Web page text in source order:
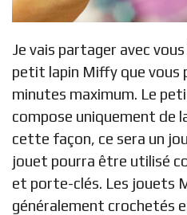
Je vais partager avec
petit lapin Miffy que vous
minutes maximum. Le
compose uniquement de
cette façon, ce sera un
jouet pourra être utilisé
et porte-clés. Les jouets
généralement crochetés